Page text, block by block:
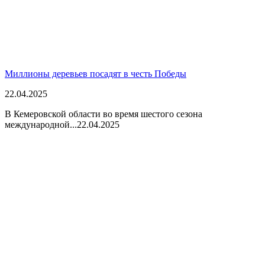
Миллионы деревьев посадят в честь Победы
22.04.2025
В Кемеровской области во время шестого сезона
международной...22.04.2025